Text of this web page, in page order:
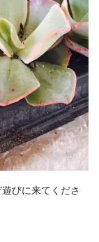
びに来てくださ